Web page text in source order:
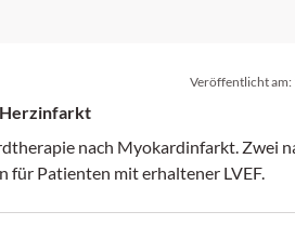
Veröffentlicht am:
Herzinfarkt
nach Myokardinfarkt. Zwei
für Patienten mit erhaltener LVEF.